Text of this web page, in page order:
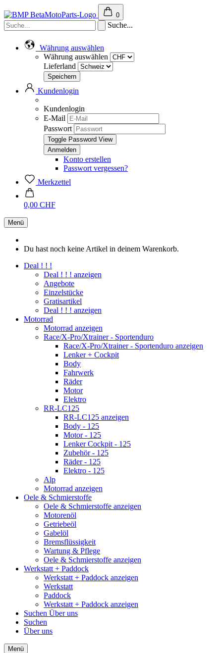
0
Suche...
Währung auswählen
Währung auswählen
Lieferland
Kundenlogin
Kundenlogin
E-Mail
Passwort
Toggle Password View
Konto erstellen
Passwort vergessen?
Merkzettel
0,00 CHF
Menü
Du hast noch keine Artikel in deinem Warenkorb.
Deal ! ! !
Deal ! ! ! anzeigen
Angebote
Einzelstücke
Gratisartikel
Deal ! ! ! anzeigen
Motorrad
Motorrad anzeigen
Race/X-Pro/Xtrainer - Sportenduro
Race/X-Pro/Xtrainer - Sportenduro anzeigen
Lenker + Cockpit
Body
Fahrwerk
Räder
Motor
Elektro
RR-LC125
RR-LC125 anzeigen
Body - 125
Motor - 125
Lenker Cockpit - 125
Zubehör - 125
Räder - 125
Elektro - 125
Alp
Motorrad anzeigen
Oele & Schmierstoffe
Oele & Schmierstoffe anzeigen
Motorenöl
Getriebeöl
Gabelöl
Bremsflüssigkeit
Wartung & Pflege
Oele & Schmierstoffe anzeigen
Werkstatt + Paddock
Werkstatt + Paddock anzeigen
Werkstatt
Paddock
Werkstatt + Paddock anzeigen
Suchen Über uns
Suchen
Über uns
Menü